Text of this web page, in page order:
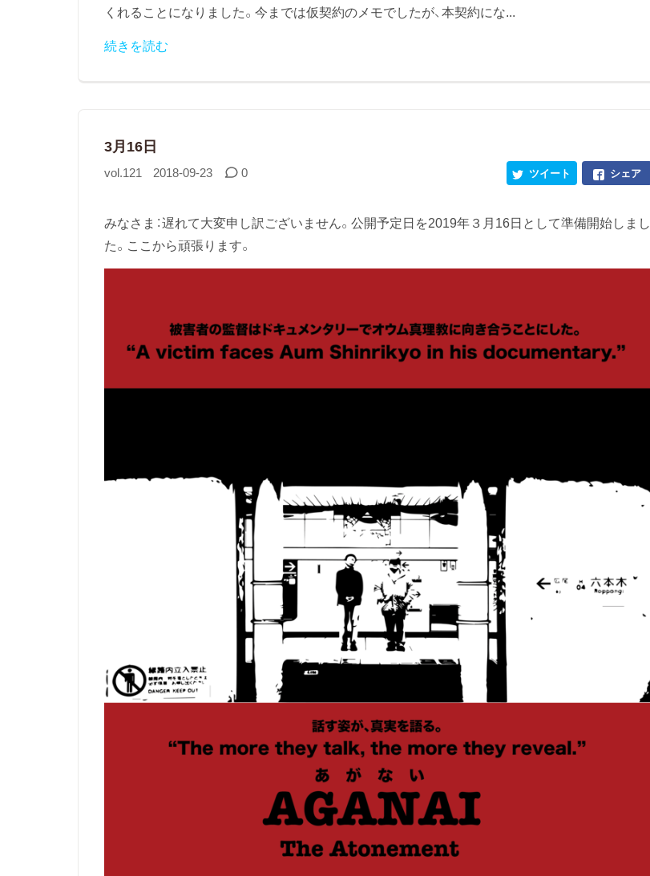
くれることになりました。今までは仮契約のメモでしたが、本契約にな...
続きを読む
3月16日
vol.121 2018-09-23 0 シェア
ツイート
みなさま：遅れて大変申し訳ございません。公開予定日を2019年３月16日として準備開始しまし
た。ここから頑張ります。